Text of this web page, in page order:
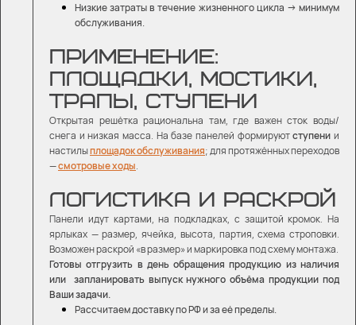
Низкие затраты в течение жизненного цикла → минимум
обслуживания.
ПРИМЕНЕНИЕ:
ПЛОЩАДКИ, МОСТИКИ,
ТРАПЫ, СТУПЕНИ
Открытая решётка рациональна там, где важен сток воды/
снега и низкая масса. На базе панелей формируютступени и
настилыплощадок обслуживания; для протяжённых переходов
—смотровые ходы.
ЛОГИСТИКА И РАСКРОЙ
Панели идут картами, на подкладках, с защитой кромок. На
ярлыках — размер, ячейка, высота, партия, схема строповки.
Возможен раскрой «в размер» и маркировка под схему монтажа.
Готовы отгрузить в день обращения продукцию из наличия
или запланировать выпуск нужного объёма продукции под
Ваши задачи.
Рассчитаем доставку по РФ и за её пределы.